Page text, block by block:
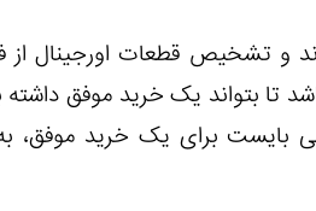
اند و تشخیص قطعات اورجینال
تا بتواند یک خرید موفق داشته
برای یک خرید موفق،